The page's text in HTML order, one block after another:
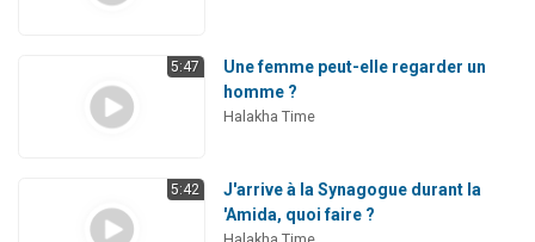
5:47
Une femme peut-elle regarder un
homme ?
Halakha Time
5:42
J'arrive à la Synagogue durant la
'Amida, quoi faire ?
Halakha Time